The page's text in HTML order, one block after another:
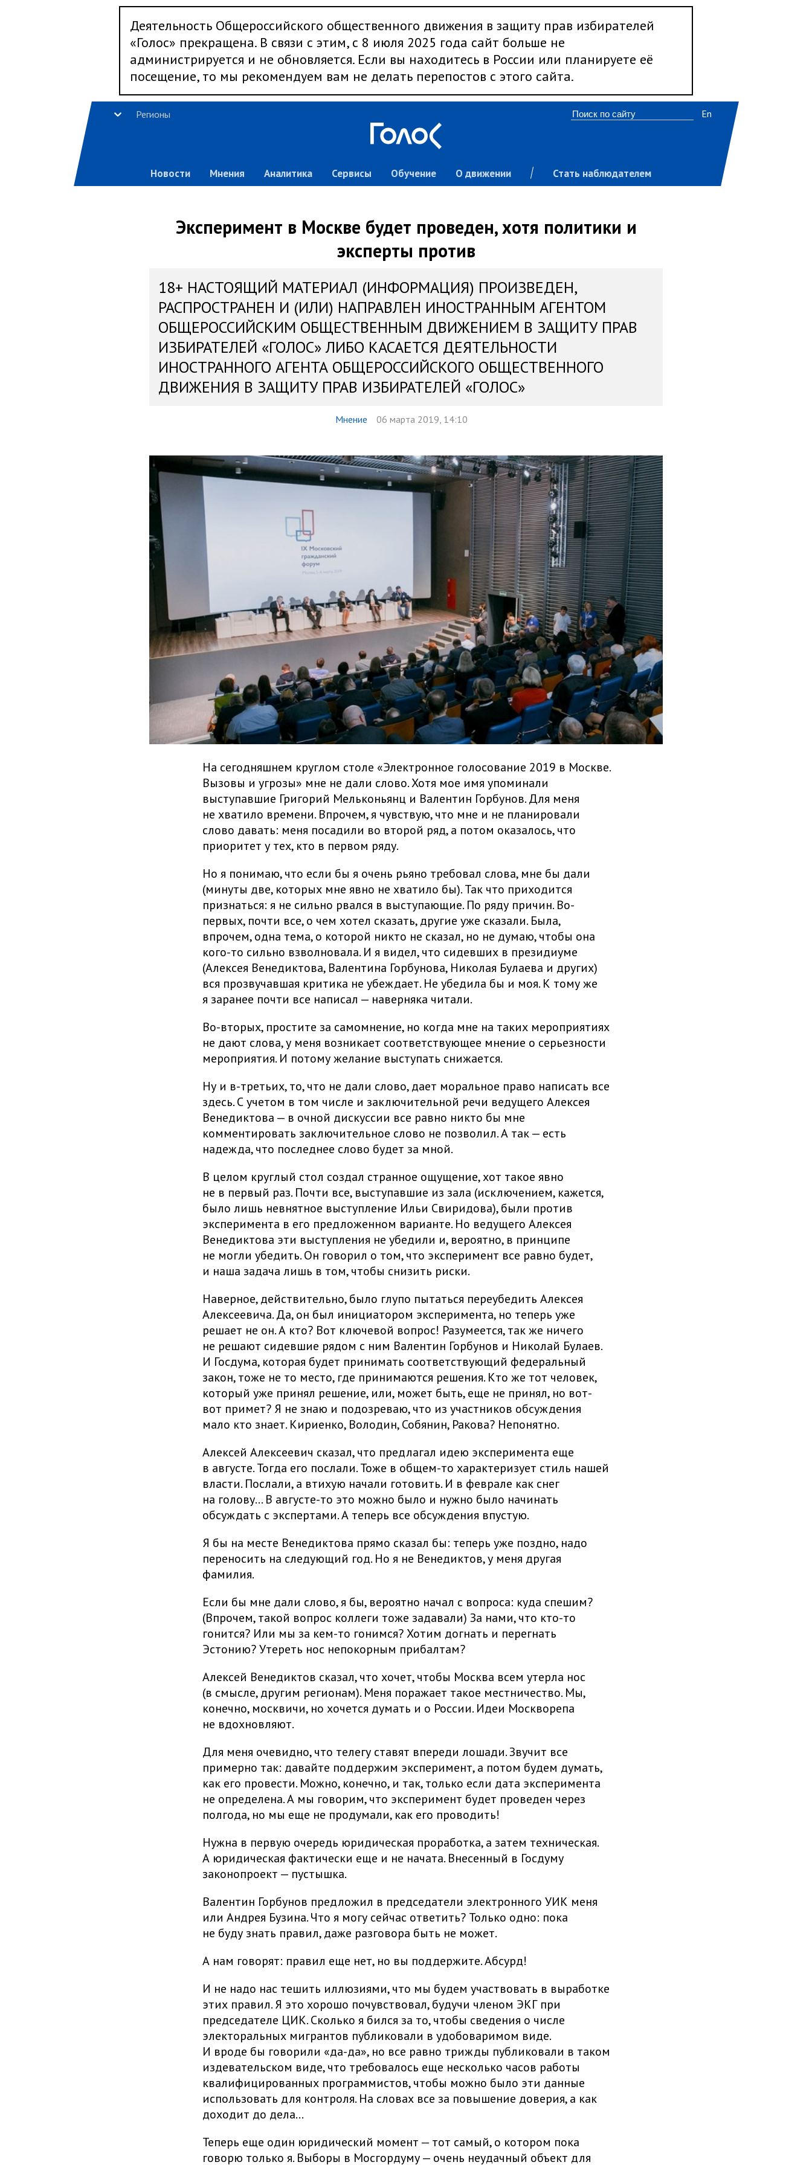
Деятельность Общероссийского общественного движения в защиту прав избирателей
«Голос» прекращена. В связи с этим, с 8 июля 2025 года сайт больше не
администрируется и не обновляется. Если вы находитесь в России или планируете её
посещение, то мы рекомендуем вам не делать перепостов с этого сайта.
Регионы
Новости Мнения Аналитика Сервисы Обучение О движении Стать наблюдателем
En
Эксперимент в Москве будет проведен, хотя политики и
эксперты против
18+ НАСТОЯЩИЙ МАТЕРИАЛ (ИНФОРМАЦИЯ) ПРОИЗВЕДЕН,
РАСПРОСТРАНЕН И (ИЛИ) НАПРАВЛЕН ИНОСТРАННЫМ АГЕНТОМ
ОБЩЕРОССИЙСКИМ ОБЩЕСТВЕННЫМ ДВИЖЕНИЕМ В ЗАЩИТУ ПРАВ
ИЗБИРАТЕЛЕЙ «ГОЛОС» ЛИБО КАСАЕТСЯ ДЕЯТЕЛЬНОСТИ
ИНОСТРАННОГО АГЕНТА ОБЩЕРОССИЙСКОГО ОБЩЕСТВЕННОГО
ДВИЖЕНИЯ В ЗАЩИТУ ПРАВ ИЗБИРАТЕЛЕЙ «ГОЛОС»
Мнение 06 марта 2019, 14:10
На сегодняшнем круглом столе «Электронное голосование 2019 в Москве.
Вызовы и угрозы» мне не дали слово. Хотя мое имя упоминали
выступавшие Григорий Мельконьянц и Валентин Горбунов. Для меня
не хватило времени. Впрочем, я чувствую, что мне и не планировали
слово давать: меня посадили во второй ряд, а потом оказалось, что
приоритет у тех, кто в первом ряду.
Но я понимаю, что если бы я очень рьяно требовал слова, мне бы дали
(минуты две, которых мне явно не хватило бы). Так что приходится
признаться: я не сильно рвался в выступающие. По ряду причин. Во-
первых, почти все, о чем хотел сказать, другие уже сказали. Была,
впрочем, одна тема, о которой никто не сказал, но не думаю, чтобы она
кого-то сильно взволновала. И я видел, что сидевших в президиуме
(Алексея Венедиктова, Валентина Горбунова, Николая Булаева и других)
вся прозвучавшая критика не убеждает. Не убедила бы и моя. К тому же
я заранее почти все написал — наверняка читали.
Во-вторых, простите за самомнение, но когда мне на таких мероприятиях
не дают слова, у меня возникает соответствующее мнение о серьезности
мероприятия. И потому желание выступать снижается.
Ну и в-третьих, то, что не дали слово, дает моральное право написать все
здесь. С учетом в том числе и заключительной речи ведущего Алексея
Венедиктова — в очной дискуссии все равно никто бы мне
комментировать заключительное слово не позволил. А так — есть
надежда, что последнее слово будет за мной.
В целом круглый стол создал странное ощущение, хот такое явно
не в первый раз. Почти все, выступавшие из зала (исключением, кажется,
было лишь невнятное выступление Ильи Свиридова), были против
эксперимента в его предложенном варианте. Но ведущего Алексея
Венедиктова эти выступления не убедили и, вероятно, в принципе
не могли убедить. Он говорил о том, что эксперимент все равно будет,
и наша задача лишь в том, чтобы снизить риски.
Наверное, действительно, было глупо пытаться переубедить Алексея
Алексеевича. Да, он был инициатором эксперимента, но теперь уже
решает не он. А кто? Вот ключевой вопрос! Разумеется, так же ничего
не решают сидевшие рядом с ним Валентин Горбунов и Николай Булаев.
И Госдума, которая будет принимать соответствующий федеральный
закон, тоже не то место, где принимаются решения. Кто же тот человек,
который уже принял решение, или, может быть, еще не принял, но вот-
вот примет? Я не знаю и подозреваю, что из участников обсуждения
мало кто знает. Кириенко, Володин, Собянин, Ракова? Непонятно.
Алексей Алексеевич сказал, что предлагал идею эксперимента еще
в августе. Тогда его послали. Тоже в общем-то характеризует стиль нашей
власти. Послали, а втихую начали готовить. И в феврале как снег
на голову... В августе-то это можно было и нужно было начинать
обсуждать с экспертами. А теперь все обсуждения впустую.
Я бы на месте Венедиктова прямо сказал бы: теперь уже поздно, надо
переносить на следующий год. Но я не Венедиктов, у меня другая
фамилия.
Если бы мне дали слово, я бы, вероятно начал с вопроса: куда спешим?
(Впрочем, такой вопрос коллеги тоже задавали) За нами, что кто-то
гонится? Или мы за кем-то гонимся? Хотим догнать и перегнать
Эстонию? Утереть нос непокорным прибалтам?
Алексей Венедиктов сказал, что хочет, чтобы Москва всем утерла нос
(в смысле, другим регионам). Меня поражает такое местничество. Мы,
конечно, москвичи, но хочется думать и о России. Идеи Москворепа
не вдохновляют.
Для меня очевидно, что телегу ставят впереди лошади. Звучит все
примерно так: давайте поддержим эксперимент, а потом будем думать,
как его провести. Можно, конечно, и так, только если дата эксперимента
не определена. А мы говорим, что эксперимент будет проведен через
полгода, но мы еще не продумали, как его проводить!
Нужна в первую очередь юридическая проработка, а затем техническая.
А юридическая фактически еще и не начата. Внесенный в Госдуму
законопроект — пустышка.
Валентин Горбунов предложил в председатели электронного УИК меня
или Андрея Бузина. Что я могу сейчас ответить? Только одно: пока
не буду знать правил, даже разговора быть не может.
А нам говорят: правил еще нет, но вы поддержите. Абсурд!
И не надо нас тешить иллюзиями, что мы будем участвовать в выработке
этих правил. Я это хорошо почувствовал, будучи членом ЭКГ при
председателе ЦИК. Сколько я бился за то, чтобы сведения о числе
электоральных мигрантов публиковали в удобоваримом виде.
И вроде бы говорили «да-да», но все равно трижды публиковали в таком
издевательском виде, что требовалось еще несколько часов работы
квалифицированных программистов, чтобы можно было эти данные
использовать для контроля. На словах все за повышение доверия, а как
доходит до дела...
Теперь еще один юридический момент — тот самый, о котором пока
говорю только я. Выборы в Мосгордуму — очень неудачный объект для